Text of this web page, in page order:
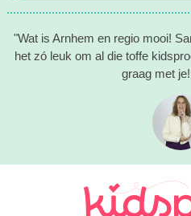
"Wat is Arnhem en regio mooi!
het zó leuk om al die toffe
graag met